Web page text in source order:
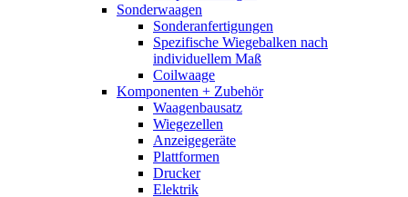
Sonderwaagen
Sonderanfertigungen
Spezifische Wiegebalken nach
individuellem Maß
Coilwaage
Komponenten + Zubehör
Waagenbausatz
Wiegezellen
Anzeigegeräte
Plattformen
Drucker
Elektrik